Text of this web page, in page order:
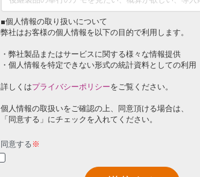
■個人情報の取り扱いについて
弊社はお客様の個人情報を以下の目的で利用します。
・弊社製品またはサービスに関する様々な情報提供
・個人情報を特定できない形式の統計資料としての利用
詳しくはプライバシーポリシーをご覧ください。
個人情報の取扱いをご確認の上、同意頂ける場合は、
「同意する」にチェックを入れてください。
同意する ※